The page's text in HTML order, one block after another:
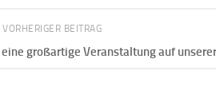
VORHERIGER BEITRAG
großartige Veranstaltung auf